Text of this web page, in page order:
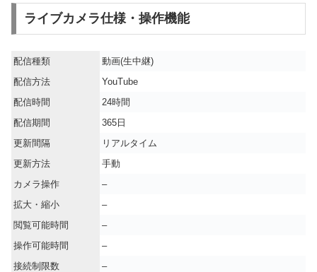
ライブカメラ仕様・操作機能
配信種類
動画(生中継)
配信方法
YouTube
配信時間
24時間
配信期間
365日
更新間隔
リアルタイム
更新方法
手動
カメラ操作
–
拡大・縮小
–
閲覧可能時間
–
操作可能時間
–
接続制限数
–